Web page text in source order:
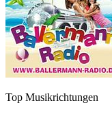
Top Musikrichtungen